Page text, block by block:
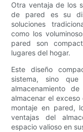
Otra ventaja de los
de pared es su
soluciones
como los
pared son
lugares del hogar.
Este diseño
sistema, sino
almacenamiento
almacenar el
montaje en pared,
ventajas del
espacio valioso en